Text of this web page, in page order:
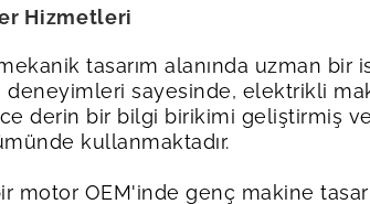
Hizmetleri
tasarım alanında uzman bir
sayesinde, elektrikli
derin bir bilgi birikimi geliştirmiş
kullanmaktadır.
motor OEM'inde genç makine